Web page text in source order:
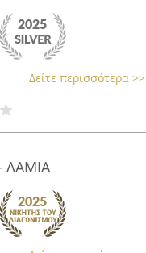
Δείτε περισσότερα >>
ΛΑΜΙΑ